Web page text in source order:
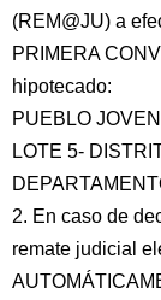
(REM@JU) a
PRIMERA
hipotecado:
PUEBLO
LOTE 5-
2. En caso de
remate judicial